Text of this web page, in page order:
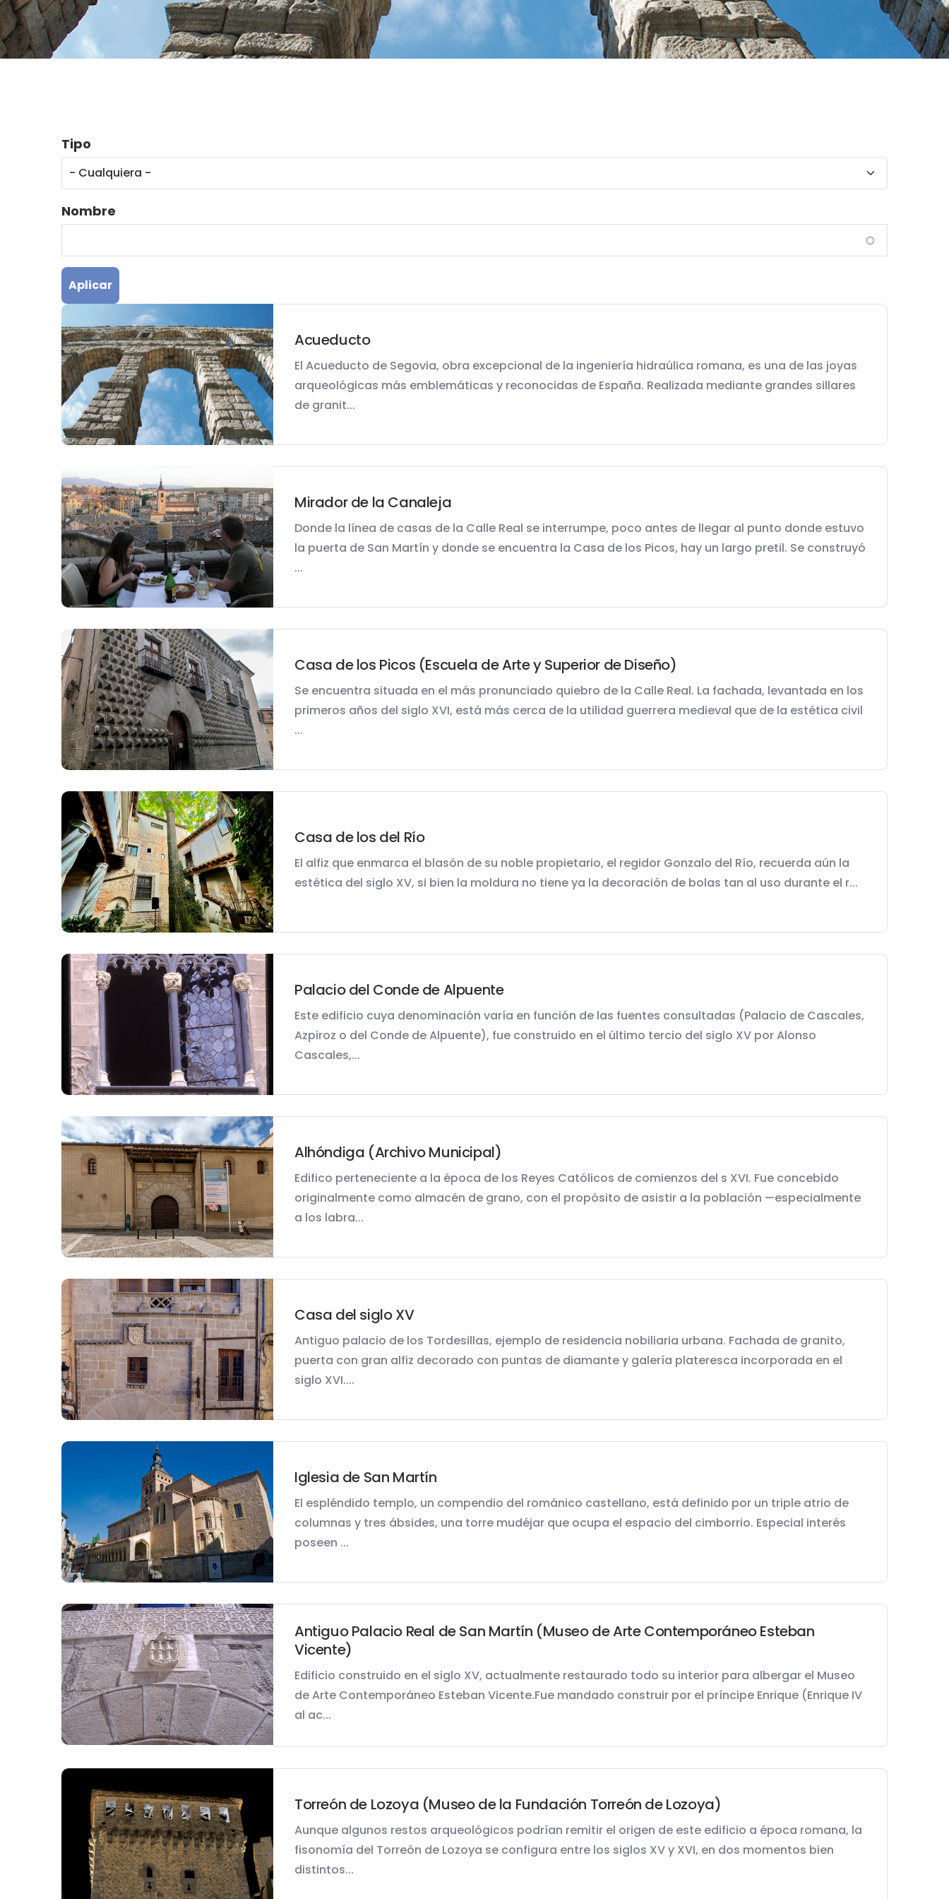
Tipo
Nombre
Acueducto
El Acueducto de Segovia, obra excepcional de la ingeniería hidraúlica romana, es una de las joyas
arqueológicas más emblemáticas y reconocidas de España. Realizada mediante grandes sillares
de granit...
Mirador de la Canaleja
Donde la línea de casas de la Calle Real se interrumpe, poco antes de llegar al punto donde estuvo
la puerta de San Martín y donde se encuentra la Casa de los Picos, hay un largo pretil. Se construyó
...
Casa de los Picos (Escuela de Arte y Superior de Diseño)
Se encuentra situada en el más pronunciado quiebro de la Calle Real. La fachada, levantada en los
primeros años del siglo XVI, está más cerca de la utilidad guerrera medieval que de la estética civil
...
Casa de los del Río
El alfiz que enmarca el blasón de su noble propietario, el regidor Gonzalo del Río, recuerda aún la
estética del siglo XV, si bien la moldura no tiene ya la decoración de bolas tan al uso durante el r...
Palacio del Conde de Alpuente
Este edificio cuya denominación varía en función de las fuentes consultadas (Palacio de Cascales,
Azpiroz o del Conde de Alpuente), fue construido en el último tercio del siglo XV por Alonso
Cascales,...
Alhóndiga (Archivo Municipal)
Edifico perteneciente a la época de los Reyes Católicos de comienzos del s XVI. Fue concebido
originalmente como almacén de grano, con el propósito de asistir a la población —especialmente
a los labra...
Casa del siglo XV
Antiguo palacio de los Tordesillas, ejemplo de residencia nobiliaria urbana. Fachada de granito,
puerta con gran alfiz decorado con puntas de diamante y galería plateresca incorporada en el
siglo XVI....
Iglesia de San Martín
El espléndido templo, un compendio del románico castellano, está definido por un triple atrio de
columnas y tres ábsides, una torre mudéjar que ocupa el espacio del cimborrio. Especial interés
poseen ...
Antiguo Palacio Real de San Martín (Museo de Arte Contemporáneo Esteban
Vicente)
Edificio construido en el siglo XV, actualmente restaurado todo su interior para albergar el Museo
de Arte Contemporáneo Esteban Vicente.Fue mandado construir por el príncipe Enrique (Enrique IV
al ac...
Torreón de Lozoya (Museo de la Fundación Torreón de Lozoya)
Aunque algunos restos arqueológicos podrían remitir el origen de este edificio a época romana, la
fisonomía del Torreón de Lozoya se configura entre los siglos XV y XVI, en dos momentos bien
distintos...